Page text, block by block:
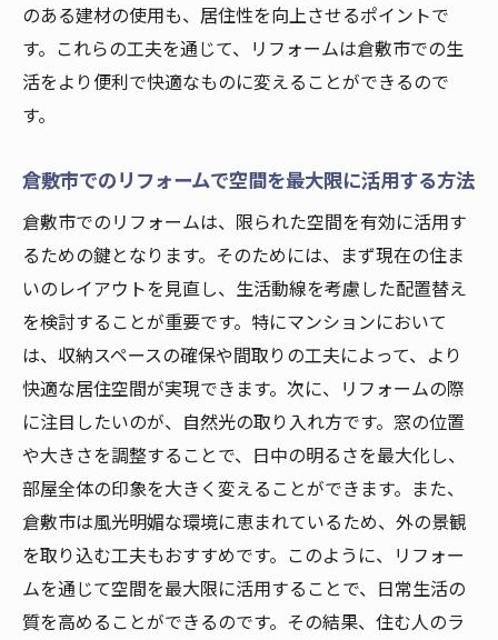
のある建材の使用も、居住性を向上させるポイントで
す。これらの工夫を通じて、リフォームは倉敷市での生
活をより便利で快適なものに変えることができるので
す。
倉敷市でのリフォームで空間を最大限に活用する方法
倉敷市でのリフォームは、限られた空間を有効に活用す
るための鍵となります。そのためには、まず現在の住ま
いのレイアウトを見直し、生活動線を考慮した配置替え
を検討することが重要です。特にマンションにおいて
は、収納スペースの確保や間取りの工夫によって、より
快適な居住空間が実現できます。次に、リフォームの際
に注目したいのが、自然光の取り入れ方です。窓の位置
や大きさを調整することで、日中の明るさを最大化し、
部屋全体の印象を大きく変えることができます。また、
倉敷市は風光明媚な環境に恵まれているため、外の景観
を取り込む工夫もおすすめです。このように、リフォー
ムを通じて空間を最大限に活用することで、日常生活の
質を高めることができるのです。その結果、住む人のラ